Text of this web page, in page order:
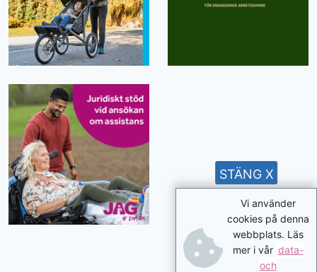
Vi använder
cookies på denna
webbplats. Läs
mer i vår data-
och
STÄNG X